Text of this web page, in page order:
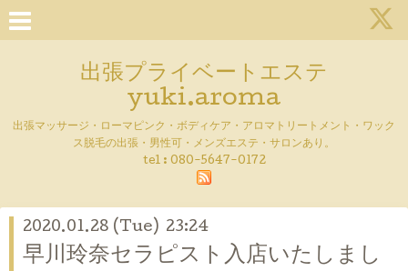
出張プライベートエステ
yuki.aroma
出張マッサージ・ローマピンク・ボディケア・アロマトリートメント・ワック
ス脱毛の出張・男性可・メンズエステ・サロンあり。
tel : 080-5647-0172
2020.01.28 (Tue) 23:24
早川玲奈セラピスト入店いたしまし